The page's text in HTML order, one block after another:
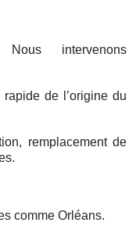
intervenons
de l’origine du
remplacement de
comme Orléans.